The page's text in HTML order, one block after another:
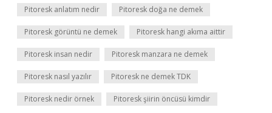
Pitoresk anlatım nedir Pitoresk doğa ne demek
Pitoresk görüntü ne demek Pitoresk hangi akıma aittir
Pitoresk insan nedir Pitoresk manzara ne demek
Pitoresk nasıl yazılır Pitoresk ne demek TDK
Pitoresk nedir örnek Pitoresk şiirin öncüsü kimdir